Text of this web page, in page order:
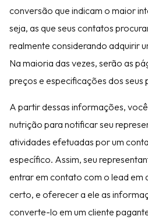
conversão que indicam o maior
seja, as que seus contatos
realmente considerando adquirir
Na maioria das vezes, serão as
preços e especificações dos seus
A partir dessas informações,
nutrição para notificar seu
atividades efetuadas por um
específico. Assim, seu
entrar em contato com o lead em
certo, e oferecer a ele as
converte-lo em um cliente